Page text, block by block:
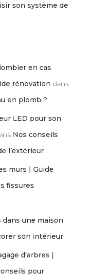
son système de
en cas
rénovation dans
en plomb ?
LED pour son
Nos conseils
l’extérieur
murs | Guide
fissures
une maison
son intérieur
d'arbres |
pour